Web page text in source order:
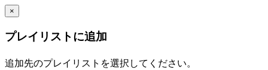
×
プレイリストに追加
追加先のプレイリストを選択してください。